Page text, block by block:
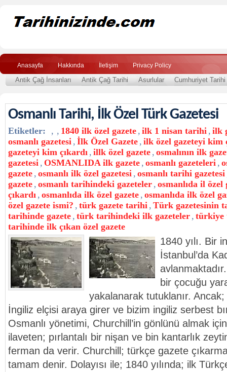
Anasayfa Hakkında İletişim Privacy Policy
Antik Çağ İnsanları Antik Çağ Tarihi Asurlular Cumhuriyet Tarihi
Osmanlı Tarihi, İlk Özel Türk Gazetesi
Etiketler: , , 1840 ilk özel gazete , ilk 1 nisan tarihi , ilk
osmanlı gazetesi , İlk Özel Gazete , ilk özel gazeteyi kim
gazeteyi kim çıkardı , illk özel gazete , osmalının ilk
gazetesi , OSMANLIDA ilk gazete , osmanlı gazeteleri ,
gazete , osmanlı ilk özel gazetesi , osmanlı tarihi gazetesi
gazete , osmanlı tarihindeki gazeteler , osmanlıda il
çıkardı , osmanlıda ilk özel gazete , osmanlıda ilk özel
özel gazete ismi? , türk gazete tarihi , Türk gazetesinin
tarihinde gazete , türk tarihindeki ilk gazeteler , türkiye
tarihinde ilk çıkan özel gazete
1840 yılı. Bir
İstanbul’da
bir çocuğu
yakalanarak tutuklanır.
İngiliz elçisi araya girer ve bizim ingiliz serbest
Osmanlı yönetimi, Churchill’in gönlünü almak
ilaveten; pırlantalı bir nişan ve bin kantarlık
ferman da verir. Churchill; türkçe gazete
tamam denir. Dolayısı ile; 1840 yılında; ilk